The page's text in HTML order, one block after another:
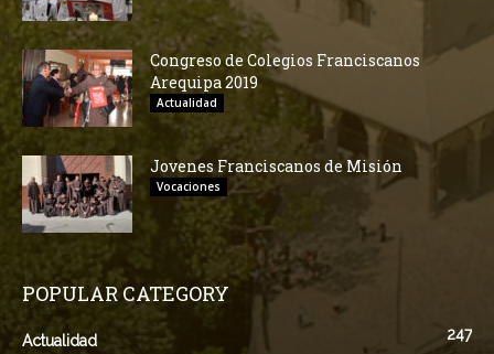
Congreso de Colegios Franciscanos
Arequipa 2019
Actualidad
Jovenes Franciscanos de Misión
Vocaciones
POPULAR CATEGORY
Actualidad 247